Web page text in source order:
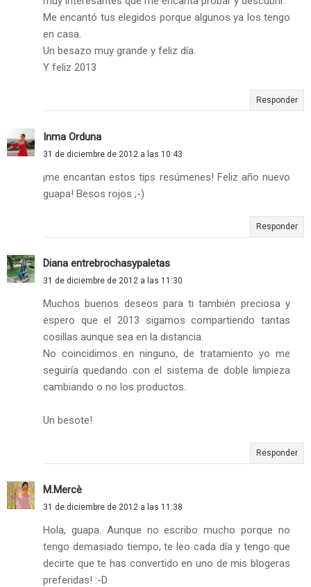
Me encantó tus elegidos porque algunos ya los tengo
en casa.
Un besazo muy grande y feliz día.
Y feliz 2013
Responder
Inma Orduna
31 de diciembre de 2012 a las 10:43
¡me encantan estos tips resúmenes! Feliz año nuevo
guapa! Besos rojos ;-)
Responder
Diana entrebrochasypaletas
31 de diciembre de 2012 a las 11:30
Muchos buenos deseos para ti también preciosa y
espero que el 2013 sigamos compartiendo tantas
cosillas aunque sea en la distancia.
No coincidimos en ninguno, de tratamiento yo me
seguiría quedando con el sistema de doble limpieza
cambiando o no los productos.
Un besote!
Responder
M.Mercè
31 de diciembre de 2012 a las 11:38
Hola, guapa. Aunque no escribo mucho porque no
tengo demasiado tiempo, te leo cada día y tengo que
decirte que te has convertido en uno de mis blogeras
preferidas! :-D